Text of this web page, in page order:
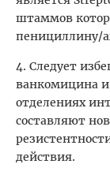
штаммов
пенициллину/
4. Следует
ванкомицина
отделениях
составляют
действия.